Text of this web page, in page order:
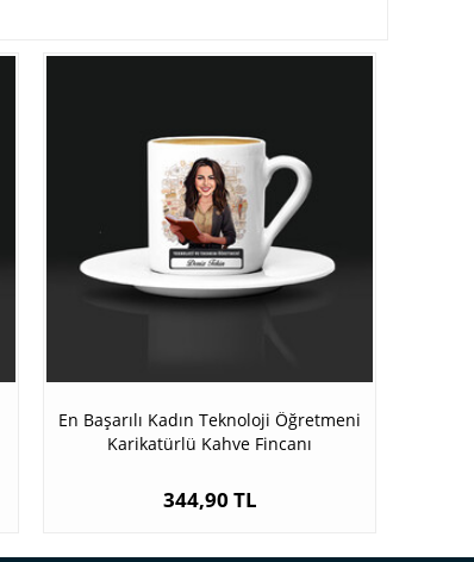
En Başarılı Kadın Teknoloji Öğretmeni
Karikatürlü Kahve Fincanı
344,90 TL